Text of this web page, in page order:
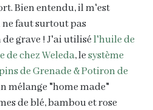
Bien entendu, il m'est
faut surtout pas
grave ! J'ai utilisél'huile de
de chez Weleda, lesystème
de Grenade & Potiron de
mélange "home made"
de blé, bambou et rose